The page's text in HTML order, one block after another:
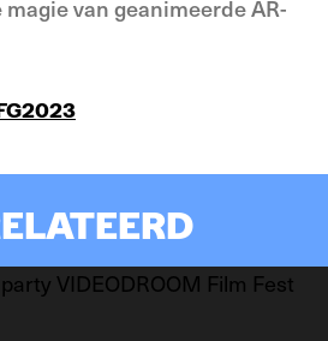
van geanimeerde AR-